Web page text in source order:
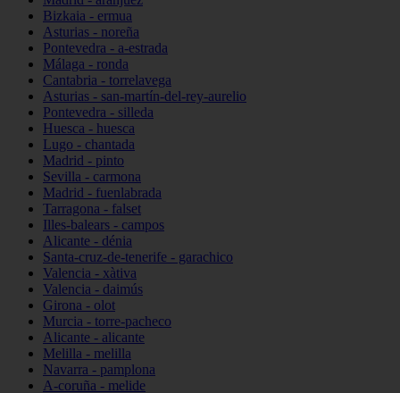
Bizkaia - ermua
Asturias - noreña
Pontevedra - a-estrada
Málaga - ronda
Cantabria - torrelavega
Asturias - san-martín-del-rey-aurelio
Pontevedra - silleda
Huesca - huesca
Lugo - chantada
Madrid - pinto
Sevilla - carmona
Madrid - fuenlabrada
Tarragona - falset
Illes-balears - campos
Alicante - dénia
Santa-cruz-de-tenerife - garachico
Valencia - xàtiva
Valencia - daimús
Girona - olot
Murcia - torre-pacheco
Alicante - alicante
Melilla - melilla
Navarra - pamplona
A-coruña - melide